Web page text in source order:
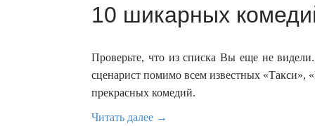
10 шикарных
Проверьте, что из списка Вы еще не
сценарист помимо всем известных «Такси»,
прекрасных комедий.
Читать далее →